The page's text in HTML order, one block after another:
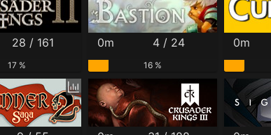
28 / 161
17 %
0m 4 / 24
16 %
0m